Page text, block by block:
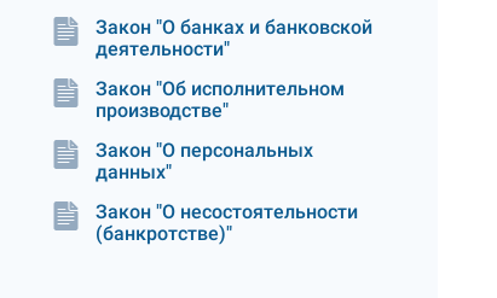
Закон "О банках и банковской
деятельности"
Закон "Об исполнительном
производстве"
Закон "О персональных
данных"
Закон "О несостоятельности
(банкротстве)"